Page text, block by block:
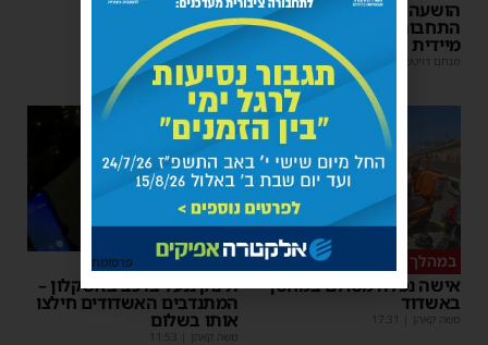
הושעה מתפקידו – משרד
התחבורה הורה על בדיקה
מיידית
מנחם דויטש
פעולות החייאה
מנחם דויטש
במהלך העבודה
אישה נפלה מסולם במחסן
באשדוד
משה קאהן 17:31
1
צפו
תינוק ננעל ברכב באשקלון –
המתנדבים האשדודים חילצו
אותו בשלום
משה קאהן 11:53
פרסומת